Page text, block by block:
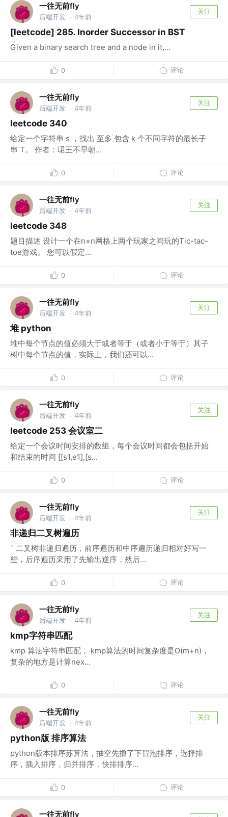
一往无前fly
后端开发 · 4年前
关注
[leetcode] 285. Inorder Successor in BST
Given a binary search tree and a node in it,...
0 评论
一往无前fly
后端开发 · 4年前
关注
leetcode 340
给定一个字符串 s ，找出 至多 包含 k 个不同字符的最长子
串 T。 作者：珺王不早朝...
0 评论
一往无前fly
后端开发 · 4年前
关注
leetcode 348
题目描述 设计一个在n×n网格上两个玩家之间玩的Tic-tac-
toe游戏。 您可以假定...
0 评论
一往无前fly
后端开发 · 4年前
关注
堆 python
堆中每个节点的值必须大于或者等于（或者小于等于）其子
树中每个节点的值，实际上，我们还可以...
0 评论
一往无前fly
后端开发 · 4年前
关注
leetcode 253 会议室二
给定一个会议时间安排的数组，每个会议时间都会包括开始
和结束的时间 [[s1,e1],[s...
0 评论
一往无前fly
后端开发 · 4年前
关注
非递归二叉树遍历
` 二叉树非递归遍历，前序遍历和中序遍历递归相对好写一
些，后序遍历采用了先输出逆序，然后...
0 评论
一往无前fly
后端开发 · 4年前
关注
kmp字符串匹配
kmp 算法字符串匹配， kmp算法的时间复杂度是O(m+n)，
复杂的地方是计算nex...
0 评论
一往无前fly
后端开发 · 4年前
关注
python版 排序算法
python版本排序苏算法，抽空先撸了下冒泡排序，选择排
序，插入排序，归并排序，快排排序...
0 评论
一往无前fly